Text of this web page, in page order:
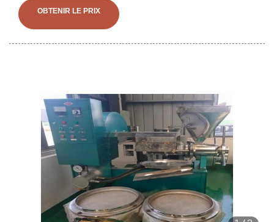
presse à huile
OBTENIR LE PRIX